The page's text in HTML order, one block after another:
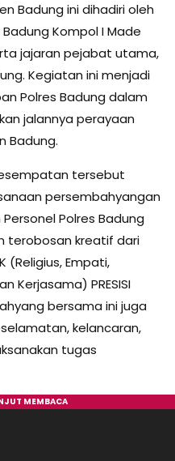
Badung ini dihadiri oleh
Kompol I Made
jajaran pejabat utama,
Kegiatan ini menjadi
Polres Badung dalam
jalannya perayaan
Badung.
tersebut
persembahyangan
Polres Badung
terobosan kreatif dari
(Religius, Empati,
Kerjasama) PRESISI
bersama ini juga
kelancaran,
tugas